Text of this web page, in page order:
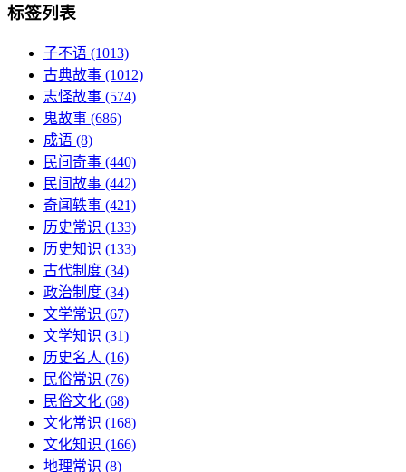
标签列表
子不语 (1013)
古典故事 (1012)
志怪故事 (574)
鬼故事 (686)
成语 (8)
民间奇事 (440)
民间故事 (442)
奇闻轶事 (421)
历史常识 (133)
历史知识 (133)
古代制度 (34)
政治制度 (34)
文学常识 (67)
文学知识 (31)
历史名人 (16)
民俗常识 (76)
民俗文化 (68)
文化常识 (168)
文化知识 (166)
地理常识 (8)